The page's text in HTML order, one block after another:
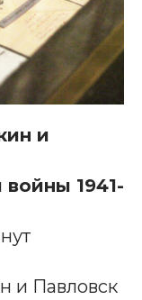
и
1941-
и Павловск